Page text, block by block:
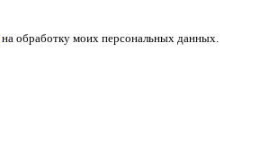
на обработку моих персональных данных.